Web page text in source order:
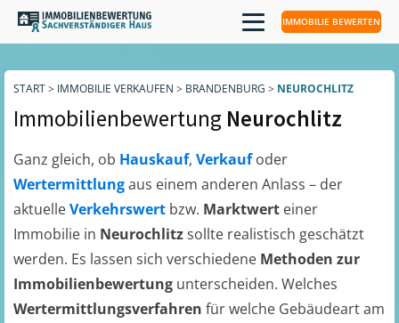
IMMOBILIE BEWERTEN
START> IMMOBILIE VERKAUFEN > BRANDENBURG > NEUROCHLITZ
Immobilienbewertung Neurochlitz
Ganz gleich, ob Hauskauf, Verkaufoder
Wertermittlungaus einem anderen Anlass – der
aktuelleVerkehrswert bzw. Marktwert einer
Immobilie in Neurochlitzsollte realistisch geschätzt
werden. Es lassen sich verschiedene Methoden zur
Immobilienbewertung unterscheiden. Welches
Wertermittlungsverfahren für welche Gebäudeart am